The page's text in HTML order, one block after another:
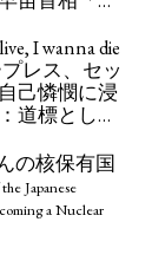
KATAYAMA
Today: 1 US$ =
Been Draining
TAKAICHI
the
I wanna die
プレス、セッ
己憐憫に浸
道標として
woman who
wallowing in
の核保有国
Japanese
a Nuclear